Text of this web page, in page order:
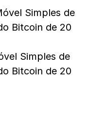
Simples de
Bitcoin de 20
Simples de
Bitcoin de 20